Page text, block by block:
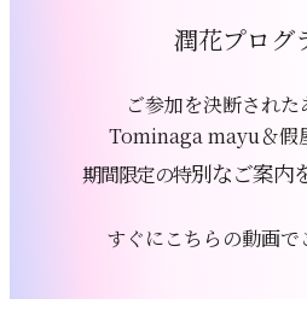
潤花プログ
ご参加を決断された
Tominaga mayu＆假
期間限定の特別なご案内
すぐにこちらの動画で